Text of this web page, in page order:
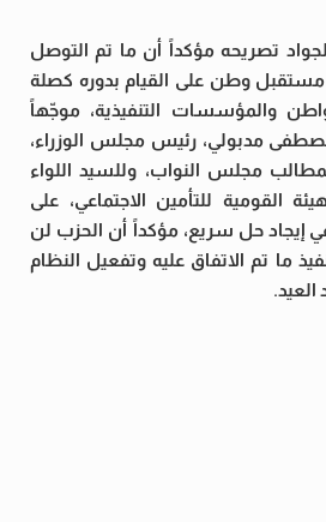
تصريحه مؤكداً أن ما تم التوصل
وطن على القيام بدوره كصلة
والمؤسسات التنفيذية، موجّهاً
مدبولي، رئيس مجلس الوزراء،
مجلس النواب، وللسيد اللواء
القومية للتأمين الاجتماعي، على
إيجاد حل سريع، مؤكداً أن الحزب لن
ما تم الاتفاق عليه وتفعيل النظام
العيد.